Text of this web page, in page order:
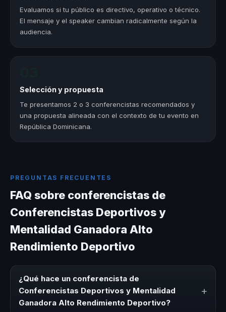
Evaluamos si tu público es directivo, operativo o técnico.
El mensaje y el speaker cambian radicalmente según la
audiencia.
Selección y propuesta
Te presentamos 2 o 3 conferencistas recomendados y
una propuesta alineada con el contexto de tu evento en
República Dominicana.
PREGUNTAS FRECUENTES
FAQ sobre conferencistas de
Conferencistas Deportivos y
Mentalidad Ganadora Alto
Rendimiento Deportivo
¿Qué hace un conferencista de
Conferencistas Deportivos y Mentalidad
Ganadora Alto Rendimiento Deportivo?
+